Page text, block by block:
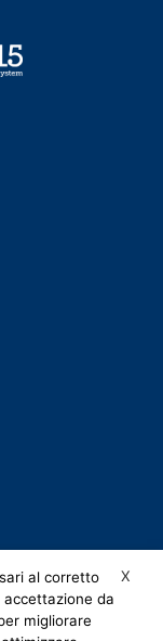
X
al corretto
da
migliorare